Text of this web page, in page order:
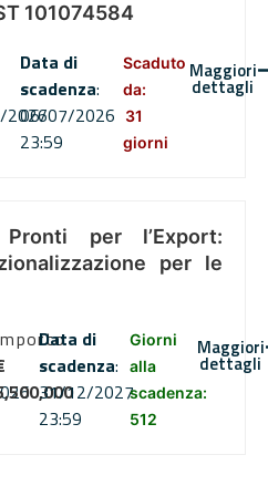
101074584
Data di
scadenza:
06/07/2026
23:59
Scaduto
da:
31
giorni
Maggiori
dettagli
per l’Export:
per le
Data di
scadenza:
31/12/2027
23:59
Giorni
alla
scadenza:
512
Maggiori
dettagli